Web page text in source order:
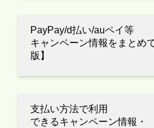
PayPay/d払い/auペイ等
キャンペーン情報をまとめ
版】
支払い方法で利用
できるキャンペーン情報・